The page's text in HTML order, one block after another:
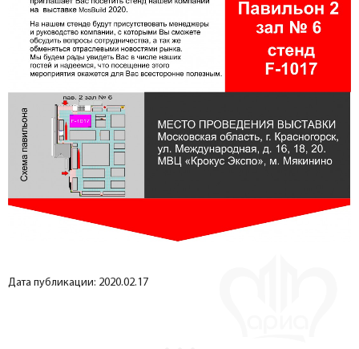
Дата публикации: 2020.02.17